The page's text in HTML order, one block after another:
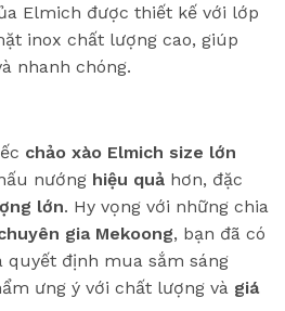
Elmich được thiết kế với lớp
inox chất lượng cao, giúp
nhanh chóng.
chảo xào Elmich size lớn
nướng hiệu quả hơn, đặc
lớn. Hy vọng với những chia
gia Mekoong, bạn đã có
quyết định mua sắm sáng
ưng ý với chất lượng và giá